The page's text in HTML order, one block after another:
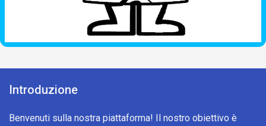
Introduzione
Benvenuti sulla nostra piattaforma! Il nostro obiettivo è